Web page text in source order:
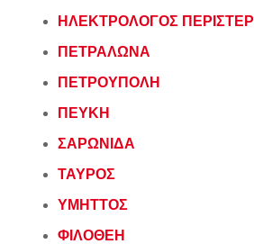
ΗΛΕΚΤΡΟΛΟΓΟΣ ΠΕΡΙΣΤΕΡΙ
ΠΕΤΡΑΛΩΝΑ
ΠΕΤΡΟΥΠΟΛΗ
ΠΕΥΚΗ
ΣΑΡΩΝΙΔΑ
ΤΑΥΡΟΣ
ΥΜΗΤΤΟΣ
ΦΙΛΟΘΕΗ